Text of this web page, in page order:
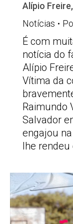
Alípio
Notícias
É com
notícia do
Alípio
Vítima da
Raimundo
Salvador
engajou
lhe rendeu